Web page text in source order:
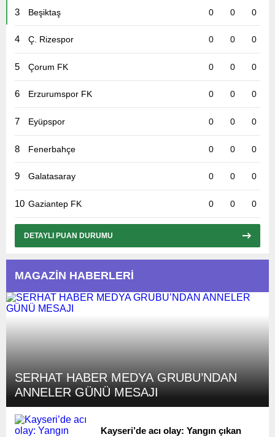
3 Beşiktaş 0 0 0
4 Ç. Rizespor 0 0 0
5 Çorum FK 0 0 0
6 Erzurumspor FK 0 0 0
7 Eyüpspor 0 0 0
8 Fenerbahçe 0 0 0
9 Galatasaray 0 0 0
10 Gaziantep FK 0 0 0
DETAYLI PUAN DURUMU
MAGAZİN HABERLERİ
SERHAT HABER MEDYA GRUBU’NDAN
ANNELER GÜNÜ MESAJI
Kayseri’de acı olay: Yangın çıkan